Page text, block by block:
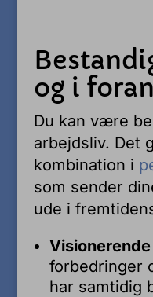
og i
Du kan være
arbejdsliv. Det
kombination i
som sender
ude i
Visionerende
forbedringer
har samtidig